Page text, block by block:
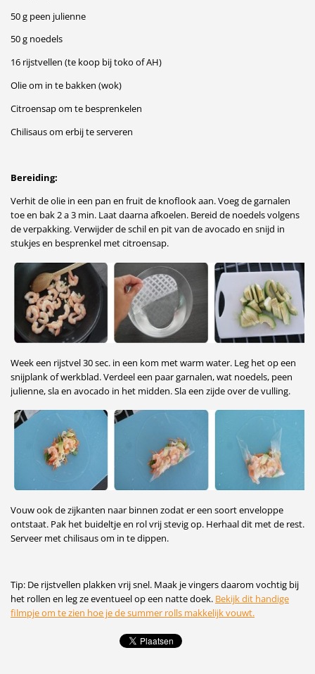
50 g peen julienne
50 g noedels
16 rijstvellen (te koop bij toko of AH)
Olie om in te bakken (wok)
Citroensap om te besprenkelen
Chilisaus om erbij te serveren
Bereiding:
Verhit de olie in een pan en fruit de knoflook aan. Voeg de garnalen
toe en bak 2 a 3 min. Laat daarna afkoelen. Bereid de noedels volgens
de verpakking. Verwijder de schil en pit van de avocado en snijd in
stukjes en besprenkel met citroensap.
Week een rijstvel 30 sec. in een kom met warm water. Leg het op een
snijplank of werkblad. Verdeel een paar garnalen, wat noedels, peen
julienne, sla en avocado in het midden. Sla een zijde over de vulling.
Vouw ook de zijkanten naar binnen zodat er een soort enveloppe
ontstaat. Pak het buideltje en rol vrij stevig op. Herhaal dit met de rest.
Serveer met chilisaus om in te dippen.
Tip: De rijstvellen plakken vrij snel. Maak je vingers daarom vochtig bij
het rollen en leg ze eventueel op een natte doek. Bekijk dit handige
filmpje om te zien hoe je de summer rolls makkelijk vouwt.